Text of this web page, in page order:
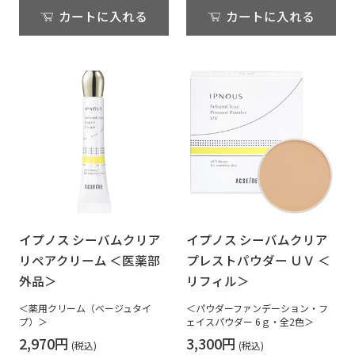
カートに入れる カートに入れる
イプノス シーバムクリア
リペアクリーム ＜医薬部
外品＞
＜薬用クリーム（ベージュタイ
プ）＞
2,970円
イプノス シーバムクリア
プレストパウダー ＵＶ ＜
リフィル＞
＜パウダーファンデーション・フ
ェイスパウダー 6ｇ・全2色＞
3,300円